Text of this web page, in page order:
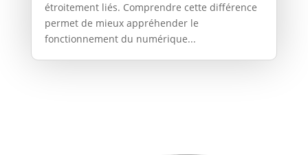
étroitement liés. Comprendre cette différence
permet de mieux appréhender le
fonctionnement du numérique...